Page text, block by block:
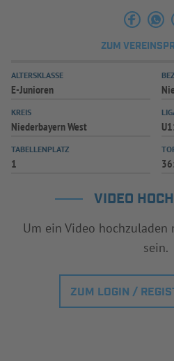
ZUM
ALTERSKLASSE
E-Junioren
KREIS
Niederbayern West
TABELLENPLATZ
1
VIDEO
Um ein Video
sein.
ZUM LOGIN /